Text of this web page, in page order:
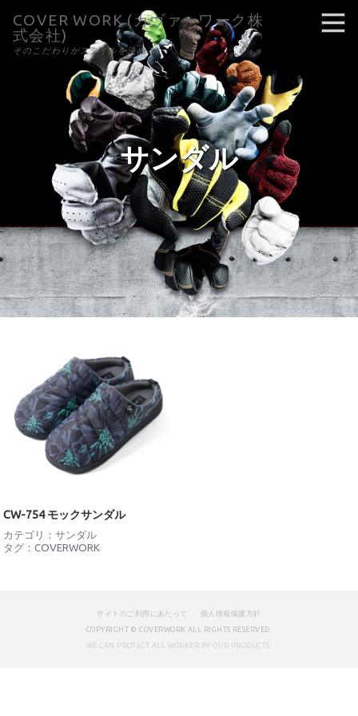
COVER WORK (カヴァーワーク株
式会社)
そのこだわりがスタイルを決める。
サンダル
CW-754 モックサンダル
カテゴリ：サンダル
タグ：COVERWORK
サイトのご利用にあたって
個人情報保護方針
COPYRIGHT © COVERWORK ALL RIGHTS RESERVED.
WE CAN PROTECT ALL WORKER BY OUR PRODUCTS.